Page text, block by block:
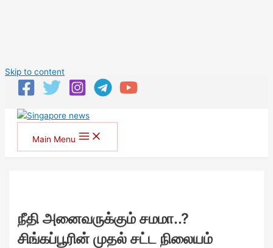
Skip to content
Main Menu
நீதி அனைவருக்கும் சமமா..?
சிங்கப்பூரின் முதல் சட்ட நிலையம்